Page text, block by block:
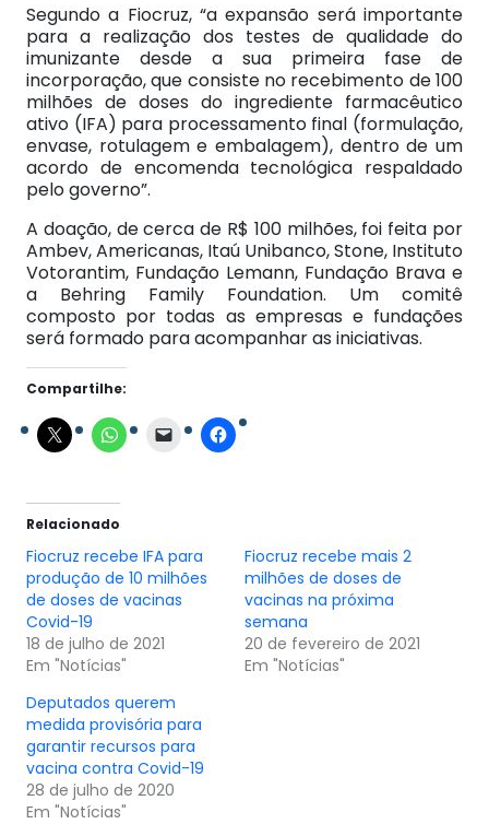
Segundo a Fiocruz, “a expansão será importante
para a realização dos testes de qualidade do
imunizante desde a sua primeira fase de
incorporação, que consiste no recebimento de 100
milhões de doses do ingrediente farmacêutico
ativo (IFA) para processamento final (formulação,
envase, rotulagem e embalagem), dentro de um
acordo de encomenda tecnológica respaldado
pelo governo”.
A doação, de cerca de R$ 100 milhões, foi feita por
Ambev, Americanas, Itaú Unibanco, Stone, Instituto
Votorantim, Fundação Lemann, Fundação Brava e
a Behring Family Foundation. Um comitê
composto por todas as empresas e fundações
será formado para acompanhar as iniciativas.
Compartilhe:
Relacionado
Fiocruz recebe IFA para
produção de 10 milhões
de doses de vacinas
Covid-19
18 de julho de 2021
Em "Notícias"
Fiocruz recebe mais 2
milhões de doses de
vacinas na próxima
semana
20 de fevereiro de 2021
Em "Notícias"
Deputados querem
medida provisória para
garantir recursos para
vacina contra Covid-19
28 de julho de 2020
Em "Notícias"